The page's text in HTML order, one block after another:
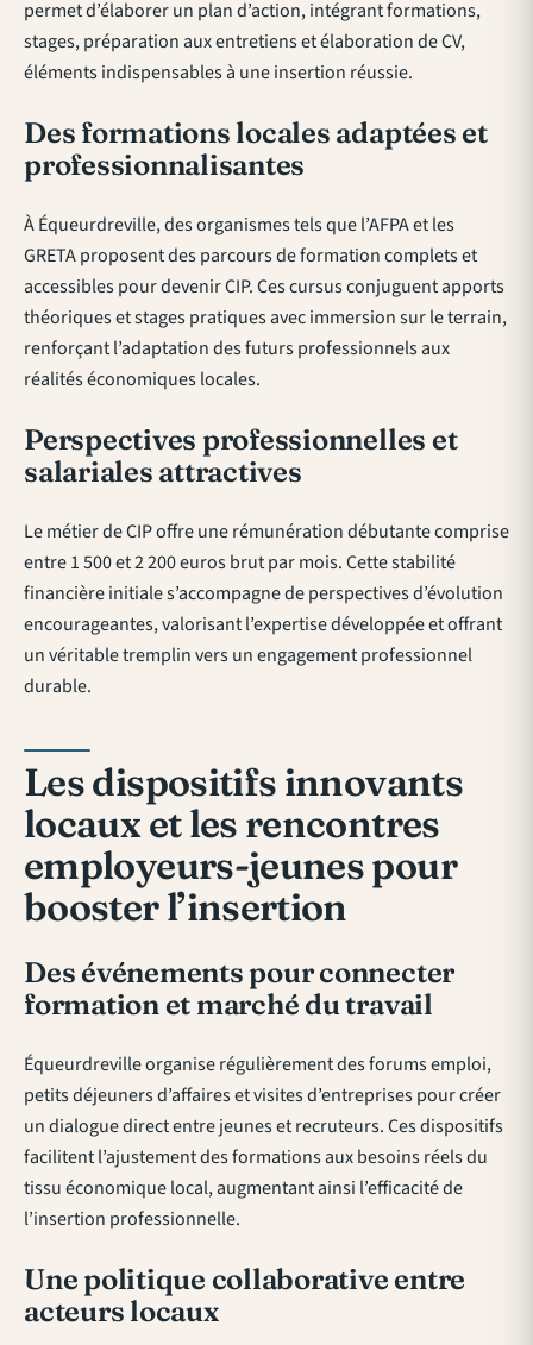
permet d’élaborer un plan d’action, intégrant formations,
stages, préparation aux entretiens et élaboration de CV,
éléments indispensables à une insertion réussie.
Des formations locales adaptées et
professionnalisantes
À Équeurdreville, des organismes tels que l’AFPA et les
GRETA proposent des parcours de formation complets et
accessibles pour devenir CIP. Ces cursus conjuguent apports
théoriques et stages pratiques avec immersion sur le terrain,
renforçant l’adaptation des futurs professionnels aux
réalités économiques locales.
Perspectives professionnelles et
salariales attractives
Le métier de CIP offre une rémunération débutante comprise
entre 1 500 et 2 200 euros brut par mois. Cette stabilité
financière initiale s’accompagne de perspectives d’évolution
encourageantes, valorisant l’expertise développée et offrant
un véritable tremplin vers un engagement professionnel
durable.
Les dispositifs innovants
locaux et les rencontres
employeurs-jeunes pour
booster l’insertion
Des événements pour connecter
formation et marché du travail
Équeurdreville organise régulièrement des forums emploi,
petits déjeuners d’affaires et visites d’entreprises pour créer
un dialogue direct entre jeunes et recruteurs. Ces dispositifs
facilitent l’ajustement des formations aux besoins réels du
tissu économique local, augmentant ainsi l’efficacité de
l’insertion professionnelle.
Une politique collaborative entre
acteurs locaux